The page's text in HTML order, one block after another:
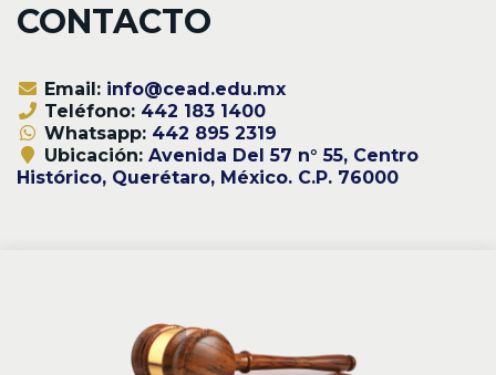
CONTACTO
Email: info@cead.edu.mx
Teléfono: 442 183 1400
Whatsapp: 442 895 2319
Ubicación: Avenida Del 57 n° 55, Centro
Histórico, Querétaro, México. C.P. 76000